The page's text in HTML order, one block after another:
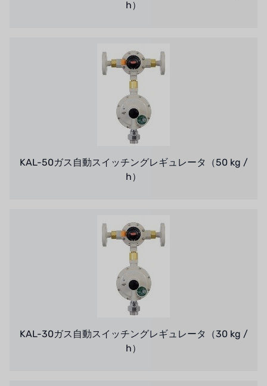
h）
KAL-50ガス自動スイッチングレギュレータ（50 kg /
h）
KAL-30ガス自動スイッチングレギュレータ（30 kg /
h）